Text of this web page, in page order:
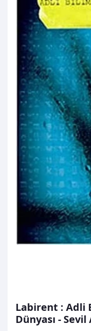
Labirent : Adli
Dünyası -